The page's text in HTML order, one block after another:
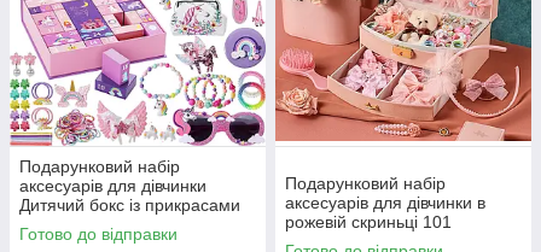
Подарунковий набір
аксесуарів для дівчинки
Дитячий бокс із прикрасами
Єдиноріг 9055
Готово до відправки
Подарунковий набір
аксесуарів для дівчинки в
рожевій скриньці 101
предмет 8981